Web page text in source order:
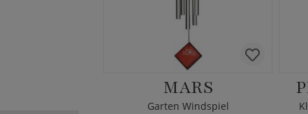
MARS
Garten Windspiel